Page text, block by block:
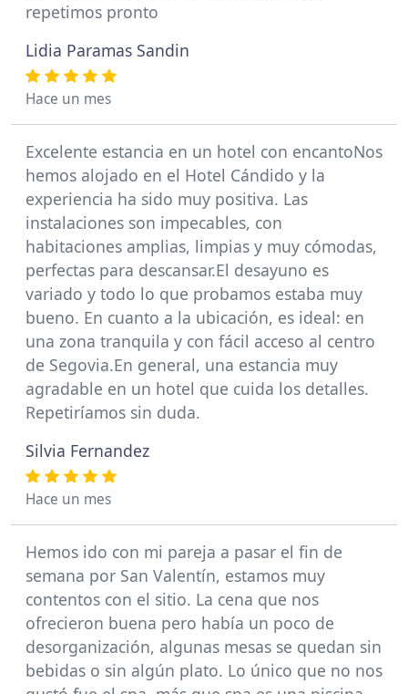
repetimos pronto
Lidia Paramas Sandin
Hace un mes
Excelente estancia en un hotel con encantoNos
hemos alojado en el Hotel Cándido y la
experiencia ha sido muy positiva. Las
instalaciones son impecables, con
habitaciones amplias, limpias y muy cómodas,
perfectas para descansar.El desayuno es
variado y todo lo que probamos estaba muy
bueno. En cuanto a la ubicación, es ideal: en
una zona tranquila y con fácil acceso al centro
de Segovia.En general, una estancia muy
agradable en un hotel que cuida los detalles.
Repetiríamos sin duda.
Silvia Fernandez
Hace un mes
Hemos ido con mi pareja a pasar el fin de
semana por San Valentín, estamos muy
contentos con el sitio. La cena que nos
ofrecieron buena pero había un poco de
desorganización, algunas mesas se quedan sin
bebidas o sin algún plato. Lo único que no nos